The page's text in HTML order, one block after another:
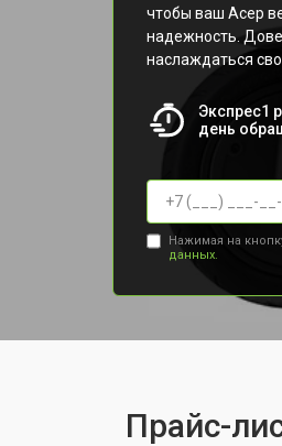
чтобы ваш Асер
надежность.
наслаждаться
Экспрес1
день
Нажимая на
данных.
Прайс-